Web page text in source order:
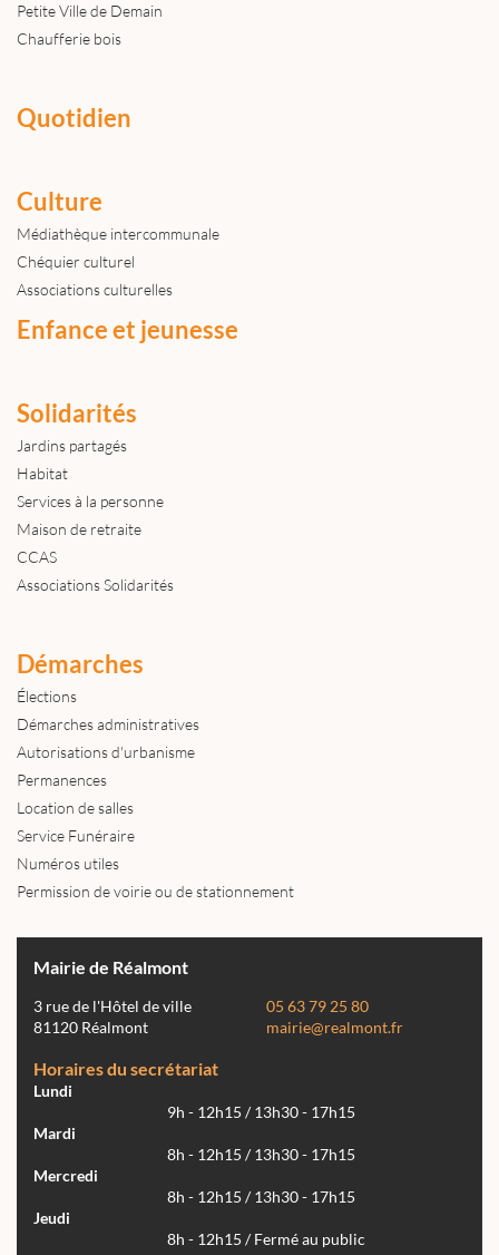
Petite Ville de Demain
Chaufferie bois
Quotidien
Culture
Médiathèque intercommunale
Chéquier culturel
Associations culturelles
Enfance et jeunesse
Solidarités
Jardins partagés
Habitat
Services à la personne
Maison de retraite
CCAS
Associations Solidarités
Démarches
Élections
Démarches administratives
Autorisations d'urbanisme
Permanences
Location de salles
Service Funéraire
Numéros utiles
Permission de voirie ou de stationnement
Mairie de Réalmont
3 rue de l'Hôtel de ville
81120 Réalmont
05 63 79 25 80
mairie@realmont.fr
Horaires du secrétariat
Lundi
9h - 12h15 / 13h30 - 17h15
Mardi
8h - 12h15 / 13h30 - 17h15
Mercredi
8h - 12h15 / 13h30 - 17h15
Jeudi
8h - 12h15 / Fermé au public